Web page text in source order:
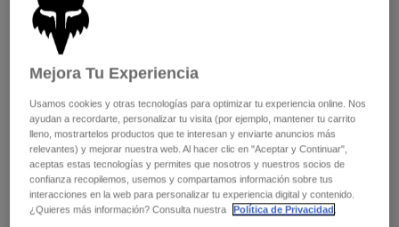
Pantalones largos
Pantalones cortos
Chaquetas y chalecos
Guantes
Protecciones
Pantalones
Guantes
Chaquetas
Protecciones
Gafas de protección
Camisas
Ver todo
Mujer
Camisetas y tops
Sudaderas
Protecciones
Gafas de Protección
Calcetines
Ver todo
Moto
Cascos
Mejora Tu Experiencia
Usamos cookies y otras tecnologías para optimizar tu experiencia online. Nos
ayudan a recordarte, personalizar tu visita (por ejemplo, mantener tu carrito
lleno, mostrartelos productos que te interesan y enviarte anuncios más
relevantes) y mejorar nuestra web. Al hacer clic en "Aceptar y Continuar",
aceptas estas tecnologías y permites que nosotros y nuestros socios de
confianza recopilemos, usemos y compartamos información sobre tus
interacciones en la web para personalizar tu experiencia digital y contenido.
¿Quieres más información? Consulta nuestra
Política de Privacidad.